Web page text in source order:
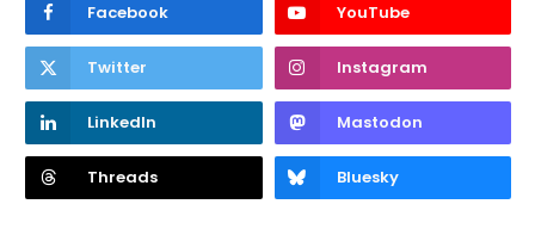
Facebook YouTube
Twitter Instagram
LinkedIn Mastodon
Threads Bluesky